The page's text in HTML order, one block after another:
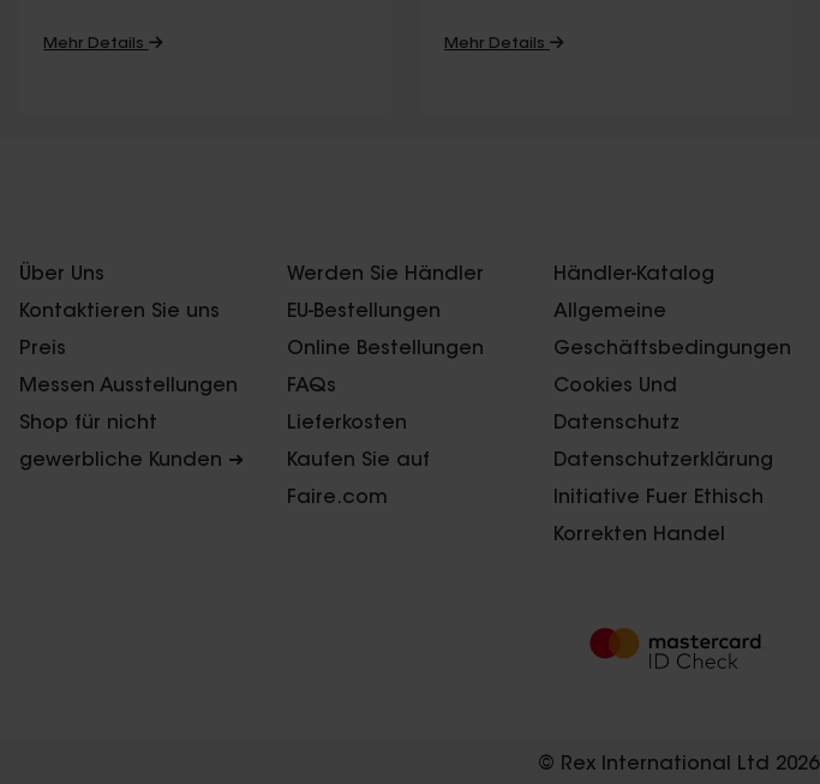
Mehr Details Mehr Details
Über Uns
Kontaktieren Sie uns
Preis
Messen Ausstellungen
Shop für nicht
gewerbliche Kunden ➜
Werden Sie Händler
EU-Bestellungen
Online Bestellungen
FAQs
Lieferkosten
Kaufen Sie auf
Faire.com
Händler-Katalog
Allgemeine
Geschäftsbedingungen
Cookies Und
Datenschutz
Datenschutzerklärung
Initiative Fuer Ethisch
Korrekten Handel
© Rex International Ltd